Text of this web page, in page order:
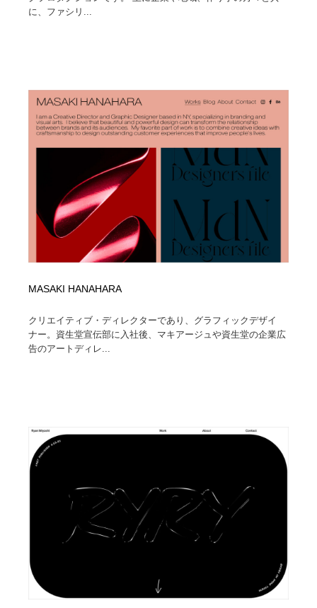
に、ファシリ...
MASAKI HANAHARA
クリエイティブ・ディレクターであり、グラフィックデザイ
ナー。資生堂宣伝部に入社後、マキアージュや資生堂の企業広
告のアートディレ...